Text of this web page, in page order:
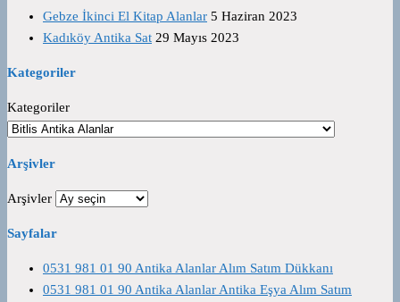
Gebze İkinci El Kitap Alanlar 5 Haziran 2023
Kadıköy Antika Sat 29 Mayıs 2023
Kategoriler
Kategoriler
Arşivler
Arşivler
Sayfalar
0531 981 01 90 Antika Alanlar Alım Satım Dükkanı
0531 981 01 90 Antika Alanlar Antika Eşya Alım Satım